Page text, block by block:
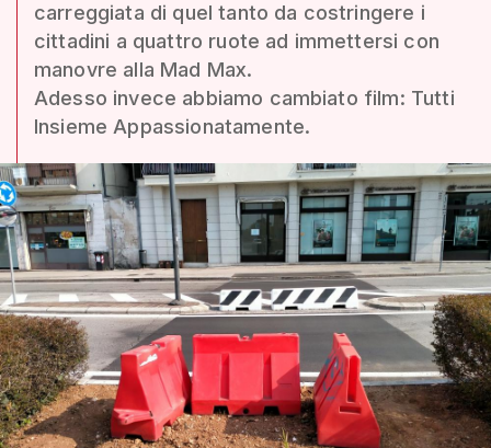
carreggiata di quel tanto da costringere i
cittadini a quattro ruote ad immettersi con
manovre alla Mad Max.
Adesso invece abbiamo cambiato film: Tutti
Insieme Appassionatamente.